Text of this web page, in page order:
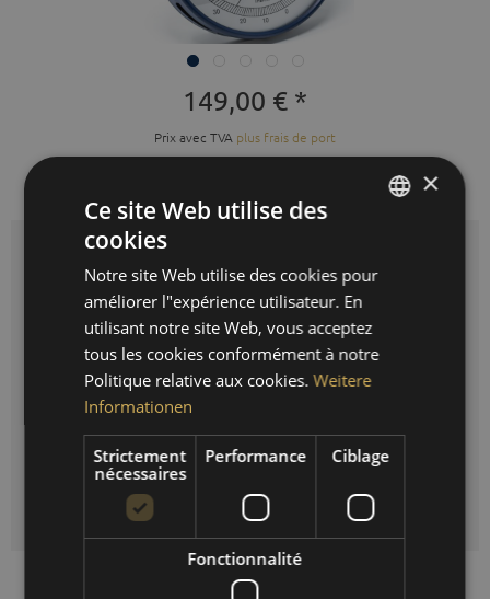
149,00 € *
Prix avec TVA plus frais de port
délai de livraison 3-10 jours ouvrés
Couleur: bleu
Réinitialiser la sélection
DANS LE PANIER
ENGLISH
FRENCH
×
Ce site Web utilise des
cookies
Notre site Web utilise des cookies pour
améliorer l"expérience utilisateur. En
utilisant notre site Web, vous acceptez
tous les cookies conformément à notre
Politique relative aux cookies. Weitere
Informationen
Strictement
nécessaires
Performance Ciblage
Fonctionnalité